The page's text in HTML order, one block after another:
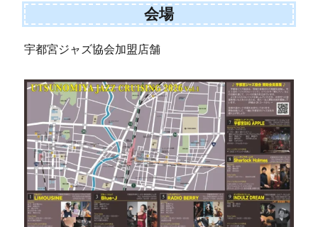
会場
宇都宮ジャズ協会加盟店舗